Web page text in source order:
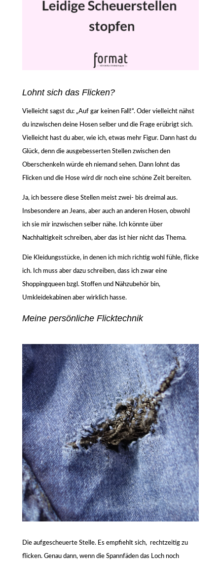
Lohnt sich das Flicken?
Vielleicht sagst du: „Auf gar keinen Fall!“. Oder vielleicht nähst
du inzwischen deine Hosen selber und die Frage erübrigt sich.
Vielleicht hast du aber, wie ich, etwas mehr Figur. Dann hast du
Glück, denn die ausgebesserten Stellen zwischen den
Oberschenkeln würde eh niemand sehen. Dann lohnt das
Flicken und die Hose wird dir noch eine schöne Zeit bereiten.
Ja, ich bessere diese Stellen meist zwei- bis dreimal aus.
Insbesondere an Jeans, aber auch an anderen Hosen, obwohl
ich sie mir inzwischen selber nähe. Ich könnte über
Nachhaltigkeit schreiben, aber das ist hier nicht das Thema.
Die Kleidungsstücke, in denen ich mich richtig wohl fühle, flicke
ich. Ich muss aber dazu schreiben, dass ich zwar eine
Shoppingqueen bzgl. Stoffen und Nähzubehör bin,
Umkleidekabinen aber wirklich hasse.
Meine persönliche Flicktechnik
Die aufgescheuerte Stelle. Es empfiehlt sich, rechtzeitig zu
flicken. Genau dann, wenn die Spannfäden das Loch noch